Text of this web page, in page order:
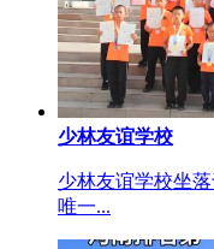
少林友谊学校
少林友谊学校坐
唯一...